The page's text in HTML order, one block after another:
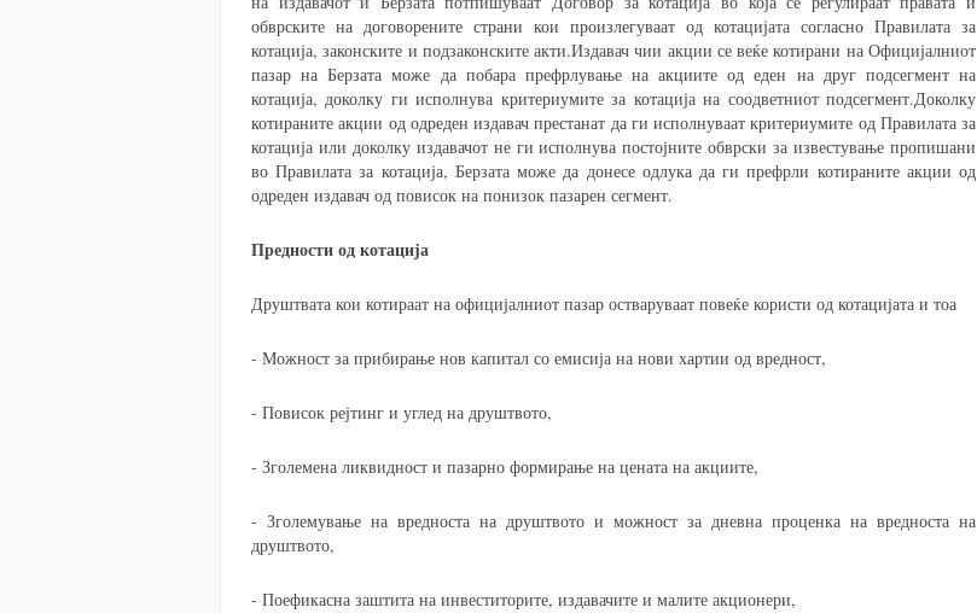
обврските на договорените страни кои произлегуваат од котацијата согласно Правилата за
котација, законските и подзаконските акти.Издавач чии акции се веќе котирани на Официјалниот
пазар на Берзата може да побара префрлување на акциите од еден на друг подсегмент на
котација, доколку ги исполнува критериумите за котација на соодветниот подсегмент.Доколку
котираните акции од одреден издавач престанат да ги исполнуваат критериумите од Правилата за
котација или доколку издавачот не ги исполнува постојните обврски за известување пропишани
во Правилата за котација, Берзата може да донесе одлука да ги префрли котираните акции од
одреден издавач од повисок на понизок пазарен сегмент.
Предности од котација
Друштвата кои котираат на официјалниот пазар остваруваат повеќе користи од котацијата и тоа
- Можност за прибирање нов капитал со емисија на нови хартии од вредност,
- Повисок рејтинг и углед на друштвото,
- Зголемена ликвидност и пазарно формирање на цената на акциите,
- Зголемување на вредноста на друштвото и можност за дневна проценка на вредноста на
друштвото,
- Поефикасна заштита на инвеститорите, издавачите и малите акционери,